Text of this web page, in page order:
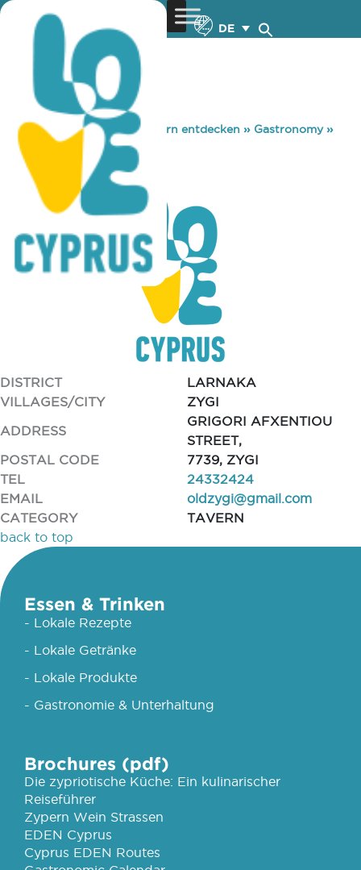
DE
You are here: Home »Zypern entdecken » Gastronomy»
OLD ZYGI
OLD ZYGI
DISTRICT
LARNAKA
VILLAGES/CITY
ZYGI
ADDRESS
GRIGORI AFXENTIOU
STREET,
POSTAL CODE
7739, ZYGI
TEL
24332424
EMAIL
oldzygi@gmail.com
CATEGORY
TAVERN
back to top
Essen & Trinken
- Lokale Rezepte
- Lokale Getränke
- Lokale Produkte
- Gastronomie & Unterhaltung
Brochures (pdf)
Die zypriotische Küche: Ein kulinarischer
Reiseführer
Zypern Wein Strassen
EDEN Cyprus
Cyprus EDEN Routes